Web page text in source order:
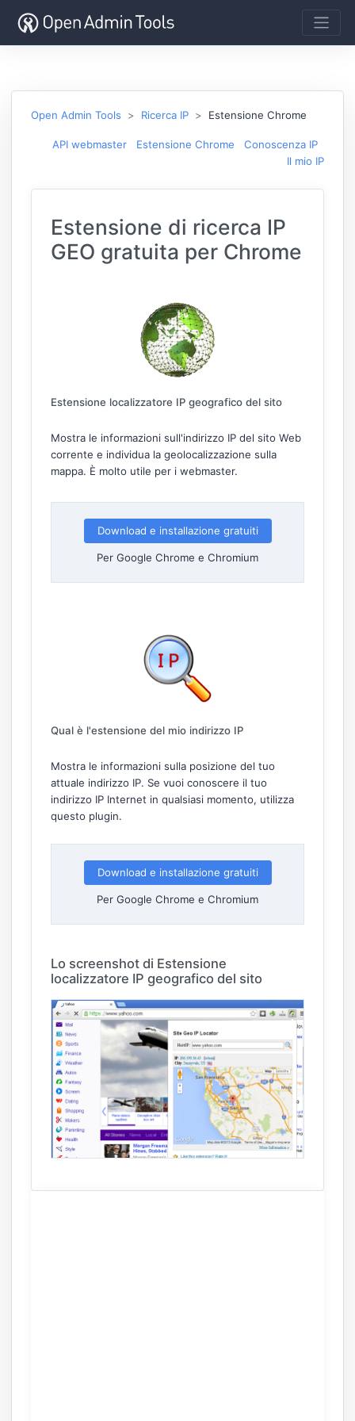
Open Admin Tools Ricerca IP Estensione Chrome
API webmaster Estensione Chrome
Conoscenza IP
Il mio IP
Estensione di ricerca IP
GEO gratuita per Chrome
Estensione localizzatore IP geografico del sito
Mostra le informazioni sull'indirizzo IP del sito Web
corrente e individua la geolocalizzazione sulla
mappa. È molto utile per i webmaster.
Download e installazione gratuiti
Per Google Chrome e Chromium
Qual è l'estensione del mio indirizzo IP
Mostra le informazioni sulla posizione del tuo
attuale indirizzo IP. Se vuoi conoscere il tuo
indirizzo IP Internet in qualsiasi momento, utilizza
questo plugin.
Download e installazione gratuiti
Per Google Chrome e Chromium
Lo screenshot di Estensione
localizzatore IP geografico del sito